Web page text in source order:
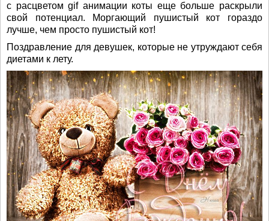
с расцветом gif анимации коты еще больше раскрыли
свой потенциал. Моргающий пушистый кот гораздо
лучше, чем просто пушистый кот!
Поздравление для девушек, которые не утруждают себя
диетами к лету.